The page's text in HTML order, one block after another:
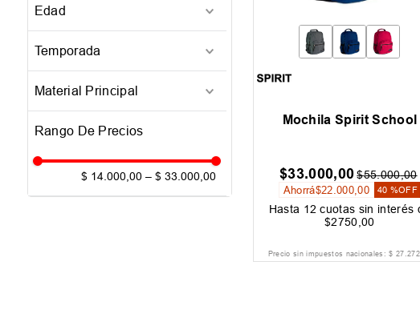
Edad
Rojo
Material Principal
Temporada
)
$ 14.000,00 – $ 33.000,00
Mochila Spirit School
$33.000,00 $55.000,00
Ahorrá$22 000,00 40 %OFF
Hasta 12 cuotas sin interés
$2750 ,00
Precio sin impuestos nacionales:$ 27.272